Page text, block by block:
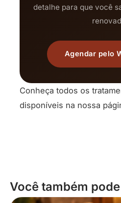
detalhe para que você
Agendar pelo
Conheça todos os
disponíveis na nossa
Você também